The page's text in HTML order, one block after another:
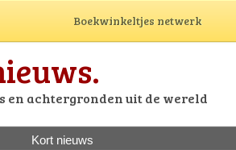
Boekwinkeltjes netwerk
en achtergronden uit de wereld
Kort nieuws